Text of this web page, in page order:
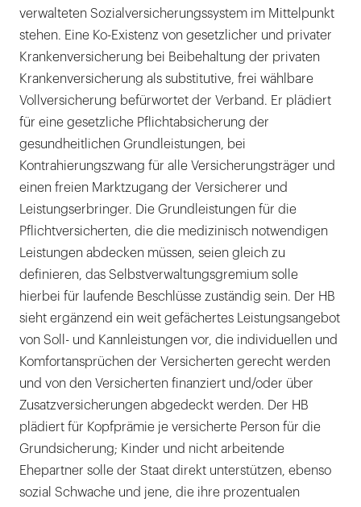
verwalteten Sozialversicherungssystem im Mittelpunkt
stehen. Eine Ko-Existenz von gesetzlicher und privater
Krankenversicherung bei Beibehaltung der privaten
Krankenversicherung als substitutive, frei wählbare
Vollversicherung befürwortet der Verband. Er plädiert
für eine gesetzliche Pflichtabsicherung der
gesundheitlichen Grundleistungen, bei
Kontrahierungszwang für alle Versicherungsträger und
einen freien Marktzugang der Versicherer und
Leistungserbringer. Die Grundleistungen für die
Pflichtversicherten, die die medizinisch notwendigen
Leistungen abdecken müssen, seien gleich zu
definieren, das Selbstverwaltungsgremium solle
hierbei für laufende Beschlüsse zuständig sein. Der HB
sieht ergänzend ein weit gefächertes Leistungsangebot
von Soll- und Kannleistungen vor, die individuellen und
Komfortansprüchen der Versicherten gerecht werden
und von den Versicherten finanziert und/oder über
Zusatzversicherungen abgedeckt werden. Der HB
plädiert für Kopfprämie je versicherte Person für die
Grundsicherung; Kinder und nicht arbeitende
Ehepartner solle der Staat direkt unterstützen, ebenso
sozial Schwache und jene, die ihre prozentualen